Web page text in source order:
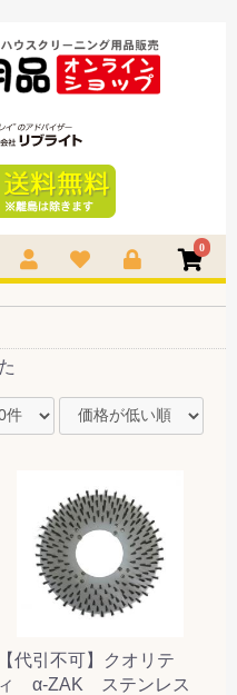
0
【代引不可】クオリテ
ィ α-ZAK ステンレス